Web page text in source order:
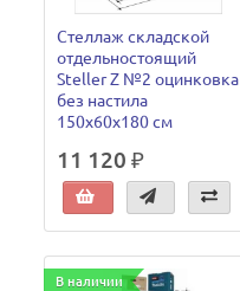
Стеллаж складской
отдельностоящий
Steller Z №2 оцинковка
без настила
150х60х180 см
11 120 ₽
В наличии